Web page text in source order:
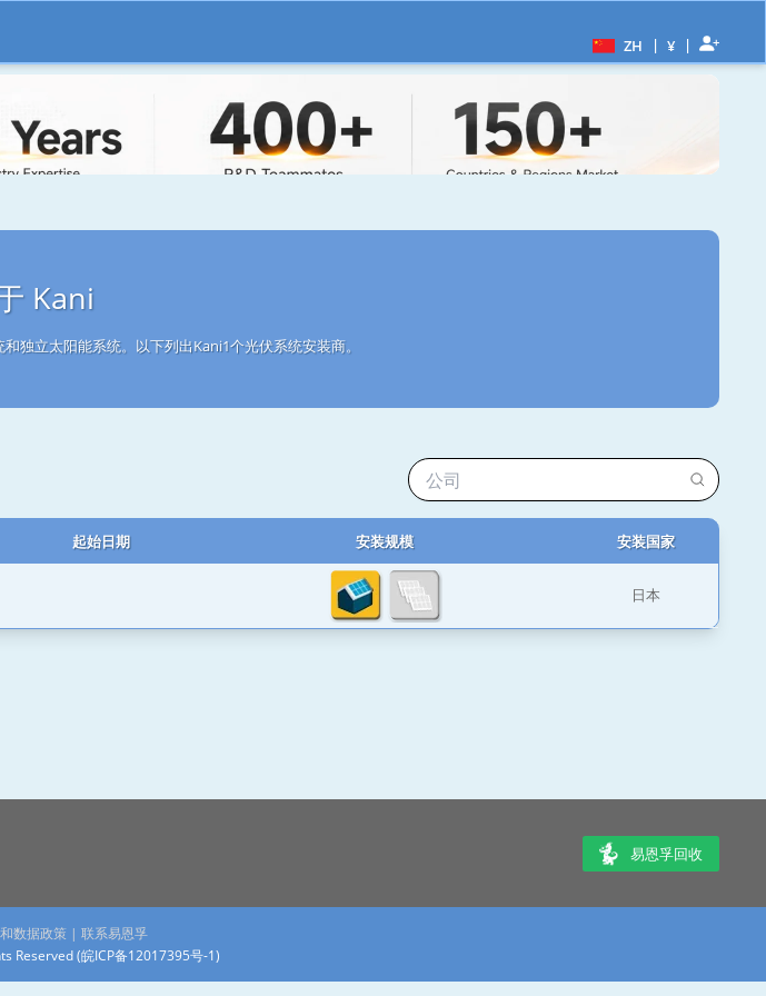
ZH | ¥ |
Kani
独立太阳能系统。以下列出Kani1个光伏系统安装商。
起始日期 安装规模 安装国家
日本
易恩孚回收
数据政策 | 联系易恩孚
Reserved (皖ICP备12017395号-1)